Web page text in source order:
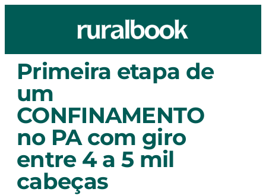
Primeira etapa de
um
CONFINAMENTO
no PA com giro
entre 4 a 5 mil
cabeças